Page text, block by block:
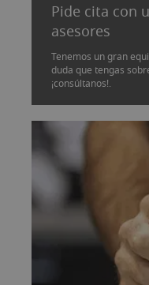
Pide cita con
asesores
Tenemos un gran
duda que tengas
¡consúltanos!.